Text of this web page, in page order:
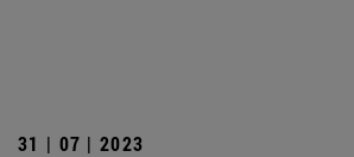
31 | 07 | 2023